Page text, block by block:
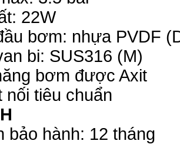
22W
bơm: nhựa PVDF
bi: SUS316 (M)
bơm được Axit
nối tiêu chuẩn
bảo hành: 12 tháng